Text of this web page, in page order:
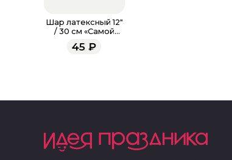
Шар латексный 12"
/ 30 см «Самой
нежной»
45 ₽